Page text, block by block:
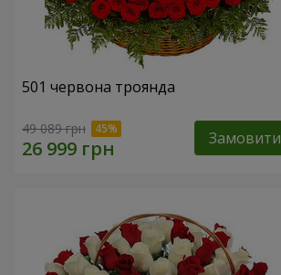
501 червона троянда
49 089 грн Замовити